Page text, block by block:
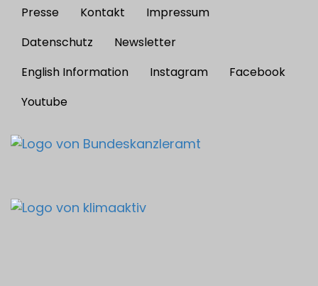
Footer
menu
Presse Kontakt
Impressum
Datenschutz
Newsletter
English Information
Instagram
Facebook
Youtube